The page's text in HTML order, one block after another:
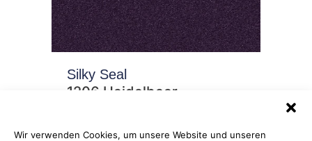
Wir verwenden Cookies, um unsere Website und unseren
Silky Seal
1206 Heidelbeer